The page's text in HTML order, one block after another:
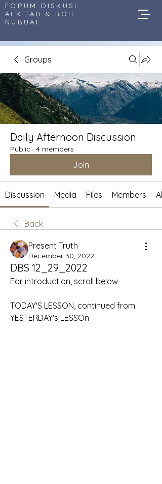
FORUM DISKUSI
ALKITAB & ROH
NUBUAT
Groups
Daily Afternoon Discussion
Public · 4 members
Join
Discussion Media Files Members
Back
Present Truth
December 30, 2022
DBS 12_29_2022
For introduction, scroll below
TODAY'S LESSON, continued from
YESTERDAY's LESSOn